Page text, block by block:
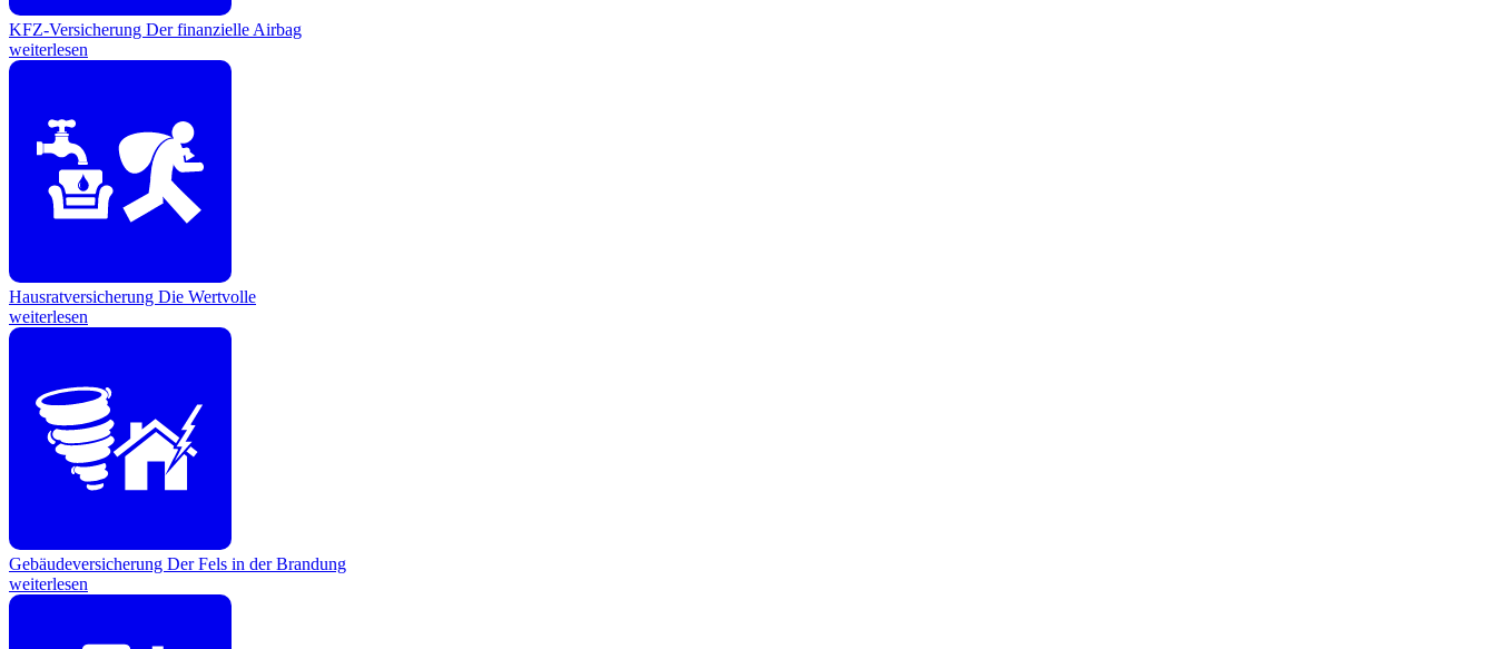
KFZ-Versicherung Der finanzielle Airbag
weiterlesen
Hausratversicherung Die Wertvolle
weiterlesen
Gebäudeversicherung Der Fels in der Brandung
weiterlesen